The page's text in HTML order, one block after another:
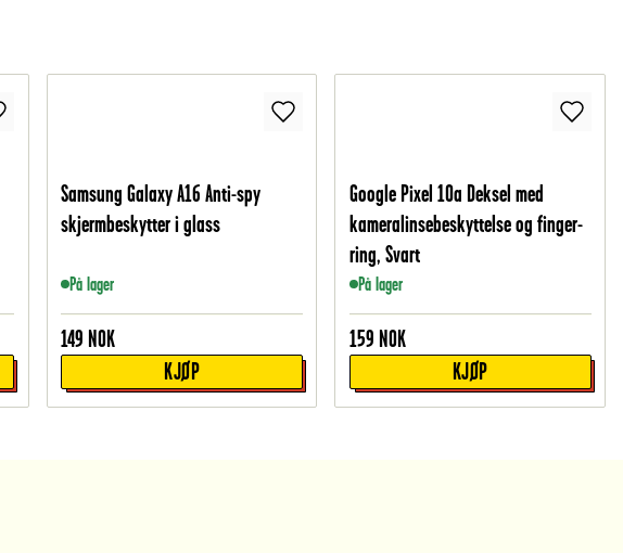
Samsung Galaxy A16 Anti-spy
skjermbeskytter i glass
På lager
149 NOK
KJØP
Google Pixel 10a Deksel med
kameralinsebeskyttelse og finger-
ring, Svart
På lager
159 NOK
KJØP